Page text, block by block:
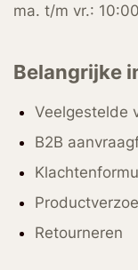
ma. t/m vr.:
Belangrijke
Veelgestelde
B2B
Retourneren